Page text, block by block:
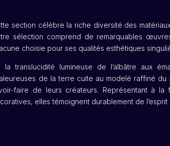
section célèbre la riche diversité des
sélection comprend de remarquables
choisie pour ses qualités esthétiques
la translucidité lumineuse de l’albâtre aux
de la terre cuite au modelé raffiné du
faire de leurs créateurs. Représentant à
elles témoignent durablement de